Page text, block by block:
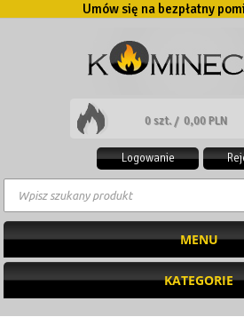
Umów się na bezpłatny
0 szt. / 0,00 PLN
Logowanie
MENU
KATEGORIE